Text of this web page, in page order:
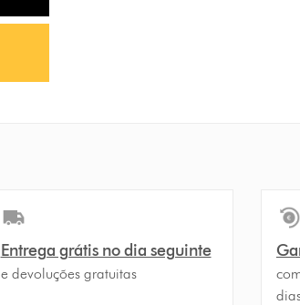
Entrega grátis no dia seguinte
e devoluções gratuitas